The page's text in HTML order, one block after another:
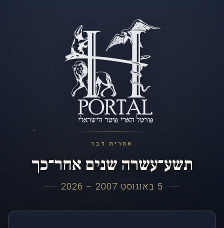
אחרית דבר
תשע־עשרה שנים אחר־כך
5 באוגוסט 2007 – 2026